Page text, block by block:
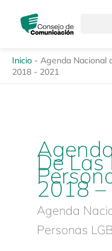
contenido
Inicio - Agenda Nacional
2018 - 2021
De Las
2018
Agenda
Personas